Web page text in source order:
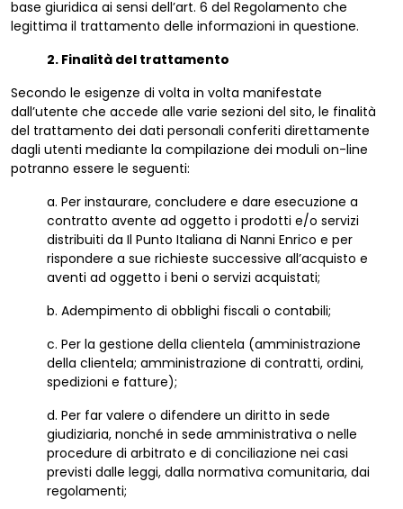
base giuridica ai sensi dell’art. 6 del Regolamento che
legittima il trattamento delle informazioni in questione.
2. Finalità del trattamento
Secondo le esigenze di volta in volta manifestate
dall’utente che accede alle varie sezioni del sito, le finalità
del trattamento dei dati personali conferiti direttamente
dagli utenti mediante la compilazione dei moduli on-line
potranno essere le seguenti:
a. Per instaurare, concludere e dare esecuzione a
contratto avente ad oggetto i prodotti e/o servizi
distribuiti da Il Punto Italiana di Nanni Enrico e per
rispondere a sue richieste successive all’acquisto e
aventi ad oggetto i beni o servizi acquistati;
b. Adempimento di obblighi fiscali o contabili;
c. Per la gestione della clientela (amministrazione
della clientela; amministrazione di contratti, ordini,
spedizioni e fatture);
d. Per far valere o difendere un diritto in sede
giudiziaria, nonché in sede amministrativa o nelle
procedure di arbitrato e di conciliazione nei casi
previsti dalle leggi, dalla normativa comunitaria, dai
regolamenti;